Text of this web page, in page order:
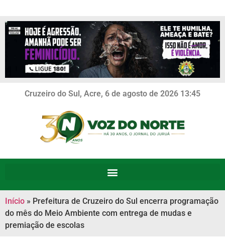
Cruzeiro do Sul, Acre, 6 de agosto de 2026 13:45
Início » Prefeitura de Cruzeiro do Sul encerra programação
do mês do Meio Ambiente com entrega de mudas e
premiação de escolas